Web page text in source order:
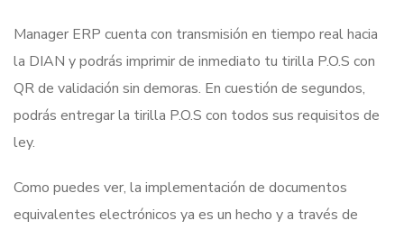
Manager ERP cuenta con transmisión en tiempo real hacia
la DIAN y podrás imprimir de inmediato tu tirilla P.O.S con
QR de validación sin demoras. En cuestión de segundos,
podrás entregar la tirilla P.O.S con todos sus requisitos de
ley.
Como puedes ver, la implementación de documentos
equivalentes electrónicos ya es un hecho y a través de